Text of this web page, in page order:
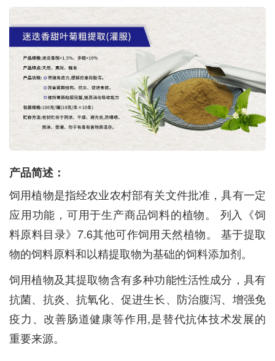
产品简述：
饲用植物是指经农业农村部有关文件批准，具有一定
应用功能，可用于生产商品饲料的植物。 列入《饲
料原料目录》7.6其他可作饲用天然植物。 基于提取
物的饲料原料和以精提取物为基础的饲料添加剂。
饲用植物及其提取物含有多种功能性活性成分，具有
抗菌、抗炎、抗氧化、促进生长、防治腹泻、增强免
疫力、改善肠道健康等作用,是替代抗体技术发展的
重要来源。